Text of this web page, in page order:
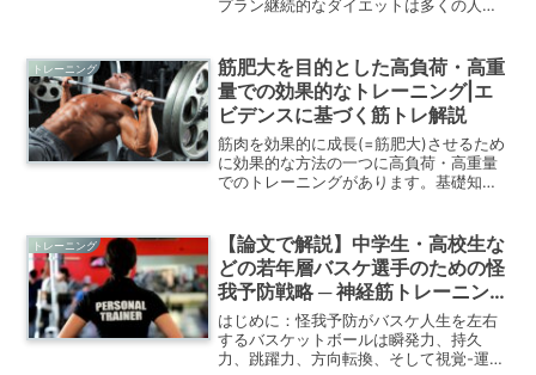
プラン継続的なダイエットは多くの人に
との両立が難しくなりがちですよね。し
かし、あきらめずに...
トレーニング
筋肥大を目的とした高負荷・高重
量での効果的なトレーニング|エ
ビデンスに基づく筋トレ解説
筋肉を効果的に成長(=筋肥大)させるため
に効果的な方法の一つに高負荷・高重量
でのトレーニングがあります。基礎知識
トレーニング
【論文で解説】中学生・高校生な
どの若年層バスケ選手のための怪
我予防戦略 ─ 神経筋トレーニング
の科学と実践
はじめに：怪我予防がバスケ人生を左右
するバスケットボールは瞬発力、持久
力、跳躍力、方向転換、そして視覚-運動